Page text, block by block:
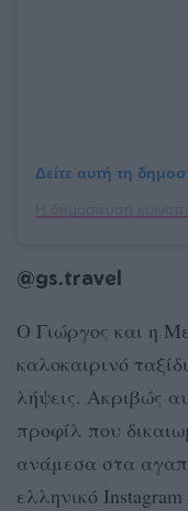
Δείτε αυτή τη
@gs.travel
Ο Γιώργος και η
καλοκαιρινό
λήψεις. Ακριβώς
προφίλ που
ανάμεσα στα
ελληνικό